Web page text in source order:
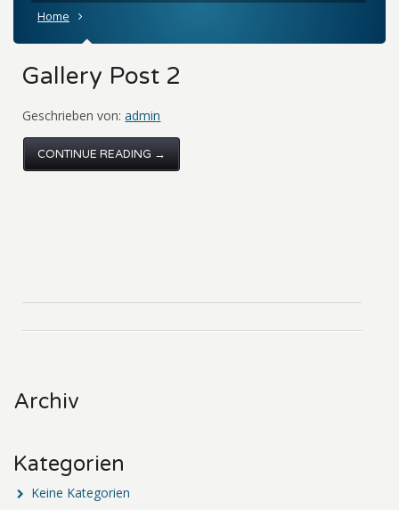
Home
Gallery Post 2
Geschrieben von: admin
CONTINUE READING →
Archiv
Kategorien
Keine Kategorien